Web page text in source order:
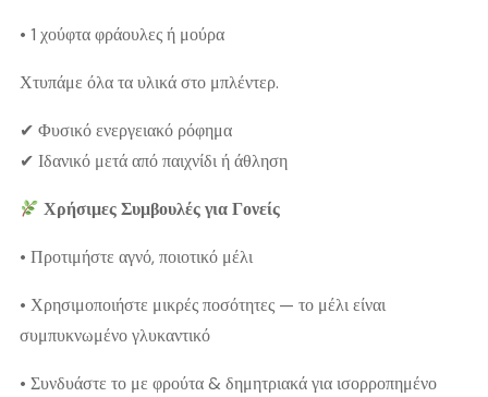
• 1 χούφτα φράουλες ή μούρα
Χτυπάμε όλα τα υλικά στο μπλέντερ.
✔ Φυσικό ενεργειακό ρόφημα
✔ Ιδανικό μετά από παιχνίδι ή άθληση
Χρήσιμες Συμβουλές για Γονείς
• Προτιμήστε αγνό, ποιοτικό μέλι
• Χρησιμοποιήστε μικρές ποσότητες — το μέλι είναι
συμπυκνωμένο γλυκαντικό
• Συνδυάστε το με φρούτα & δημητριακά για ισορροπημένο